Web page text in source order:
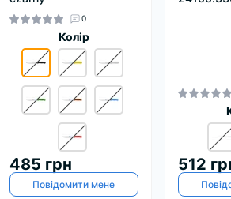
0
Колір
485 грн
Повідомити мене
512